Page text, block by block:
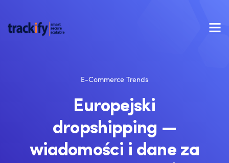
E-Commerce Trends
Europejski
dropshipping —
wiadomości i dane za